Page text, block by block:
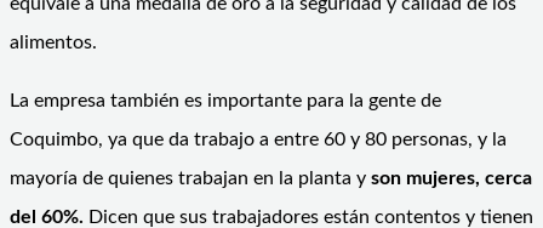
alimentos.
La empresa también es importante para la gente de
Coquimbo, ya que da trabajo a entre 60 y 80 personas, y la
mayoría de quienes trabajan en la planta y son mujeres, cerca
del 60%. Dicen que sus trabajadores están contentos y tienen